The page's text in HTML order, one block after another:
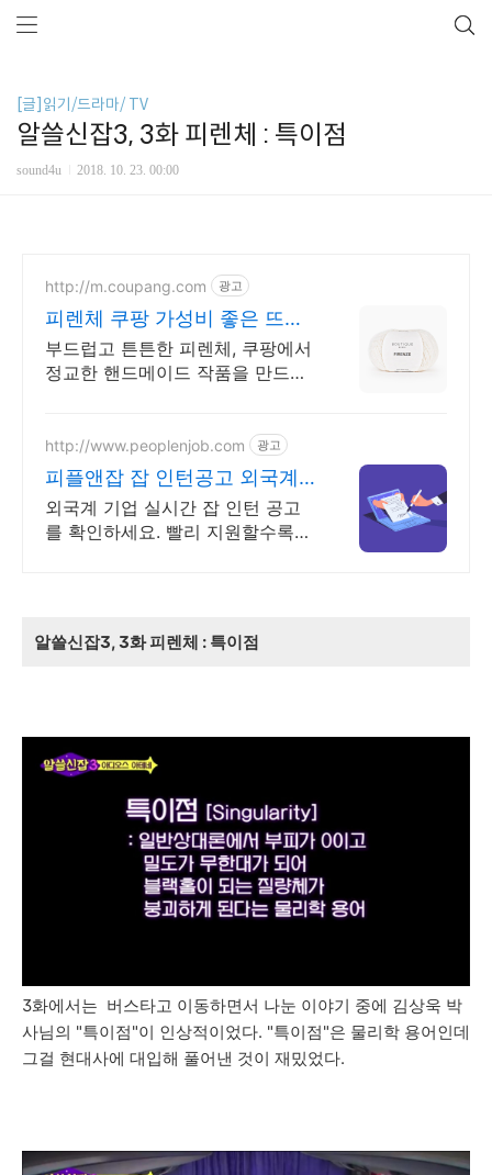
[글]읽기/드라마/ TV
알쓸신잡3, 3화 피렌체 : 특이점
sound4u 2018. 10. 23. 00:00
http://m.coupang.com 광고
피렌체 쿠팡 가성비 좋은 뜨개
실 대용량
부드럽고 튼튼한 피렌체, 쿠팡에서
정교한 핸드메이드 작품을 만드세
http://www.peoplenjob.com 광고
피플앤잡 잡 인턴공고 외국계
취업 필수, 피플앤잡
외국계 기업 실시간 잡 인턴 공고
를 확인하세요. 빨리 지원할수록
알쓸신잡3, 3화 피렌체 : 특이점
3화에서는 버스타고 이동하면서 나눈 이야기 중에 김상욱 박
사님의 "특이점"이 인상적이었다. "특이점"은 물리학 용어인데
그걸 현대사에 대입해 풀어낸 것이 재밌었다.